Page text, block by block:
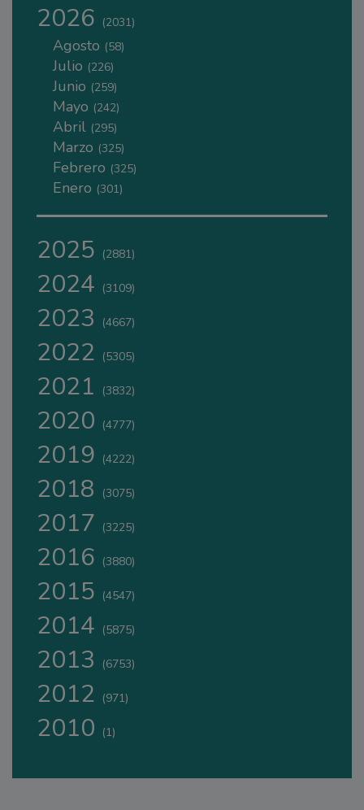
2026 (2031)
Agosto (58)
Julio (226)
Junio (259)
Mayo (242)
Abril (295)
Marzo (325)
Febrero (325)
Enero (301)
2025 (2881)
2024 (3109)
2023 (4667)
2022 (5305)
2021 (3832)
2020 (4777)
2019 (4222)
2018 (3075)
2017 (3225)
2016 (3880)
2015 (4547)
2014 (5875)
2013 (6753)
2012 (971)
2010 (1)